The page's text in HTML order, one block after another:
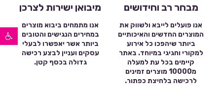
פתח סרגל נגישות
מבחר רב וחידושים
אנו פועלים לייבא ולשווק את
המוצרים החדשים והאיכותיים
ביותר שיהפכו כל אירוע
למקורי וחגיגי במיוחד. באתר
קיימים בכל עת למעלה
מ10000 מוצרים זמינים
לרכישה בלחיצת כפתור.
מיבואן ישירות לצרכן
אנו מתמחים ביבוא מוצרים
במחירים הנגישים והטובים
ביותר אשר יאפשרו לבעלי
עסקים ועניין לבצע רכישה
גדולה בכסף קטן.